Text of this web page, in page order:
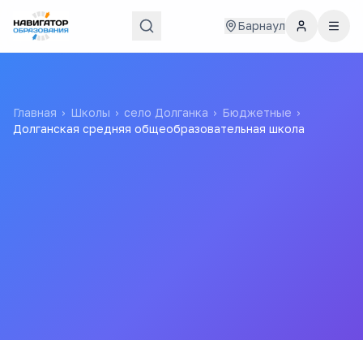
Барнаул
Главная › Школы › село Долганка › Бюджетные ›
Долганская средняя общеобразовательная школа